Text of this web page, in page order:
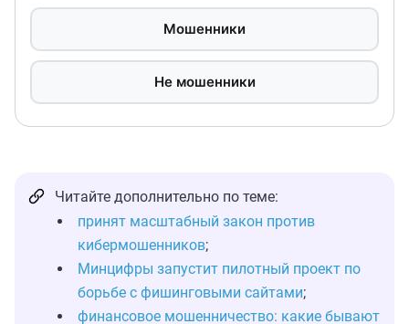
Мошенники
Не мошенники
Читайте дополнительно по теме:
принят масштабный закон против
кибермошенников;
Минцифры запустит пилотный проект по
борьбе с фишинговыми сайтами;
финансовое мошенничество: какие бывают